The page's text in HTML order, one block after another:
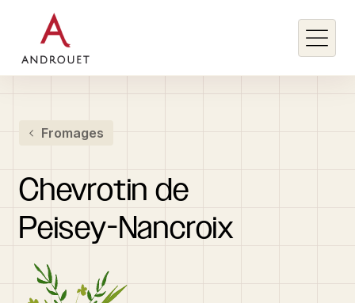
Rechercher un mot clé
Fromages
Chevrotin de
Peisey-Nancroix